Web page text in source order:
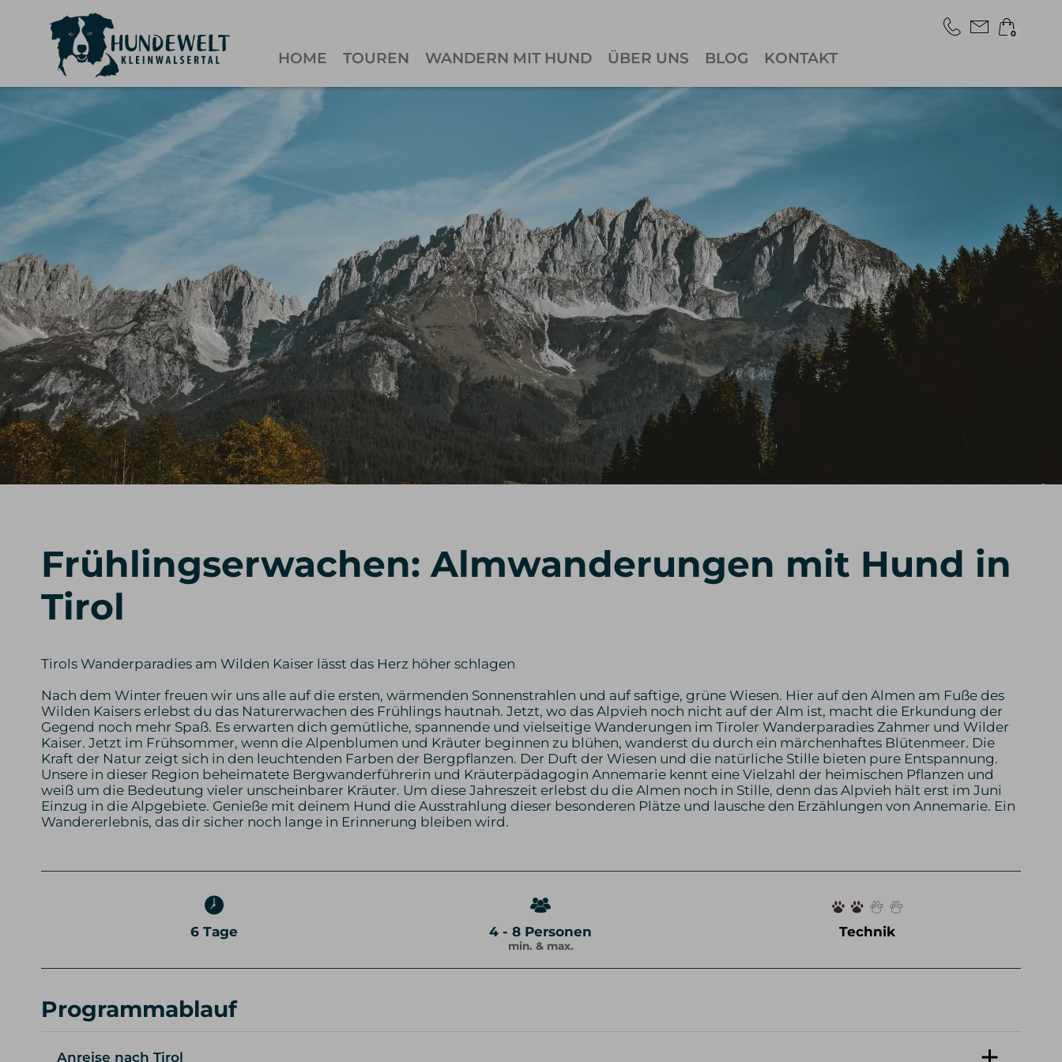
HOME TOUREN WANDERN MIT HUND ÜBER UNS BLOG KONTAKT
0
Warenkorb ist leer
Frühlingserwachen: Almwanderungen mit Hund in
Tirol
Tirols Wanderparadies am Wilden Kaiser lässt das Herz höher schlagen
Nach dem Winter freuen wir uns alle auf die ersten, wärmenden Sonnenstrahlen und auf saftige, grüne Wiesen. Hier auf den Almen am Fuße des
Wilden Kaisers erlebst du das Naturerwachen des Frühlings hautnah. Jetzt, wo das Alpvieh noch nicht auf der Alm ist, macht die Erkundung der
Gegend noch mehr Spaß. Es erwarten dich gemütliche, spannende und vielseitige Wanderungen im Tiroler Wanderparadies Zahmer und Wilder
Kaiser. Jetzt im Frühsommer, wenn die Alpenblumen und Kräuter beginnen zu blühen, wanderst du durch ein märchenhaftes Blütenmeer. Die
Kraft der Natur zeigt sich in den leuchtenden Farben der Bergpflanzen. Der Duft der Wiesen und die natürliche Stille bieten pure Entspannung.
Unsere in dieser Region beheimatete Bergwanderführerin und Kräuterpädagogin Annemarie kennt eine Vielzahl der heimischen Pflanzen und
weiß um die Bedeutung vieler unscheinbarer Kräuter. Um diese Jahreszeit erlebst du die Almen noch in Stille, denn das Alpvieh hält erst im Juni
Einzug in die Alpgebiete. Genieße mit deinem Hund die Ausstrahlung dieser besonderen Plätze und lausche den Erzählungen von Annemarie. Ein
Wandererlebnis, das dir sicher noch lange in Erinnerung bleiben wird.
6 Tage 4 - 8 Personen
min. & max.
Technik
Programmablauf
Anreise nach Tirol